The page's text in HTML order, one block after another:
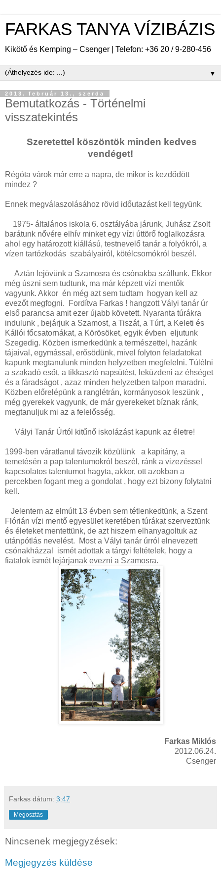
FARKAS TANYA VÍZIBÁZIS
Kikötő és Kemping – Csenger | Telefon: +36 20 / 9-280-456
▼
2013. február 13., szerda
Bemutatkozás - Történelmi
visszatekintés
Szeretettel köszöntök minden kedves
vendéget!
Régóta várok már erre a napra, de mikor is kezdődött
mindez ?
Ennek megválaszolásához rövid időutazást kell tegyünk.
1975- általános iskola 6. osztályába járunk, Juhász Zsolt
barátunk nővére elhív minket egy vízi úttörő foglalkozásra
ahol egy határozott kiállású, testnevelő tanár a folyókról, a
vízen tartózkodás szabályairól, kötélcsomókról beszél.
Aztán lejövünk a Szamosra és csónakba szállunk. Ekkor
még úszni sem tudtunk, ma már képzett vízi mentők
vagyunk. Akkor én még azt sem tudtam hogyan kell az
evezőt megfogni. Fordítva Farkas ! hangzott Vályi tanár úr
első parancsa amit ezer újabb követett. Nyaranta túrákra
indulunk , bejárjuk a Szamost, a Tiszát, a Túrt, a Keleti és
Kállói főcsatornákat, a Körösöket, egyik évben eljutunk
Szegedig. Közben ismerkedünk a természettel, hazánk
tájaival, egymással, erősödünk, mivel folyton feladatokat
kapunk megtanulunk minden helyzetben megfelelni. Túlélni
a szakadó esőt, a tikkasztó napsütést, leküzdeni az éhséget
és a fáradságot , azaz minden helyzetben talpon maradni.
Közben előrelépünk a ranglétrán, kormányosok leszünk ,
még gyerekek vagyunk, de már gyerekeket bíznak ránk,
megtanuljuk mi az a felelősség.
Vályi Tanár Úrtól kitűnő iskolázást kapunk az életre!
1999-ben váratlanul távozik közülünk a kapitány, a
temetésén a pap talentumokról beszél, ránk a vizezéssel
kapcsolatos talentumot hagyta, akkor, ott azokban a
percekben fogant meg a gondolat , hogy ezt bizony folytatni
kell.
Jelentem az elmúlt 13 évben sem tétlenkedtünk, a Szent
Flórián vízi mentő egyesület keretében túrákat szerveztünk
és életeket mentettünk, de azt hiszem elhanyagoltuk az
utánpótlás nevelést. Most a Vályi tanár úrról elnevezett
csónakházzal ismét adottak a tárgyi feltételek, hogy a
fiatalok ismét lejárjanak evezni a Szamosra.
Farkas Miklós
2012.06.24.
Csenger
Farkas dátum: 3:47
Megosztás
Nincsenek megjegyzések:
Megjegyzés küldése